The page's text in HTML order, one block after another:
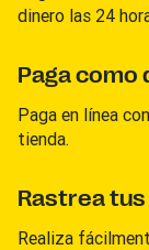
dinero las 24
Paga como
Paga en línea
tienda.
Rastrea
Realiza